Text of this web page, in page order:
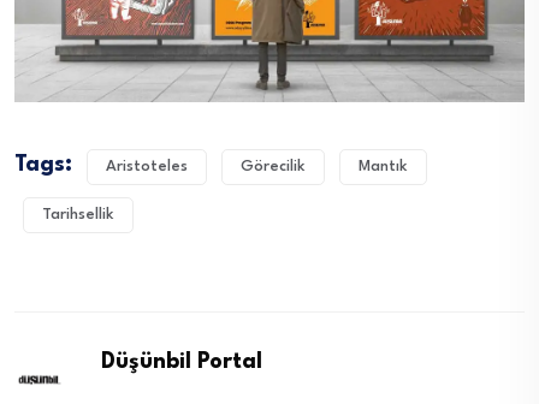
Tags: Aristoteles Görecilik Mantık
Tarihsellik
Düşünbil Portal